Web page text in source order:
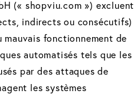
(« shopviu.com ») excluent,
indirects ou consécutifs)
fonctionnement de
automatisés tels que les
par des attaques de
les systèmes